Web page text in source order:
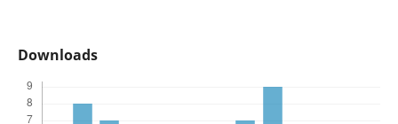
Downloads